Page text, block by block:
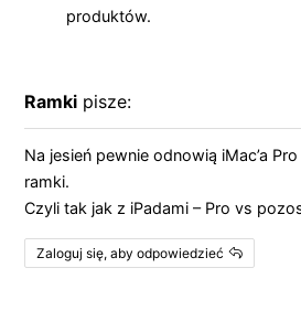
produktów.
Ramki pisze:
Na jesień pewnie odnowią iMac’a
ramki.
Czyli tak jak z iPadami – Pro vs
Zaloguj się, aby odpowiedzieć